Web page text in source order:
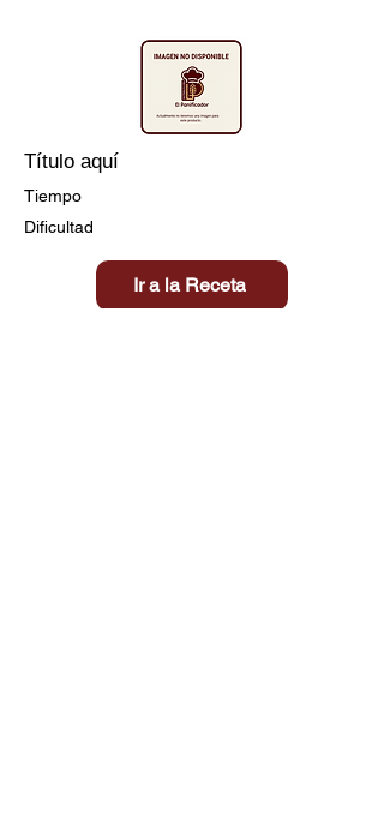
Título aquí
Tiempo
Dificultad
Ir a la Receta